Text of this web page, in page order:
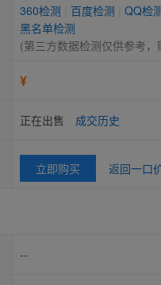
360检测 百度检测
QQ检
黑名单检测
(第三方数据检测仅供参考
¥
正在出售 成交历史
立即购买 返回一口
--